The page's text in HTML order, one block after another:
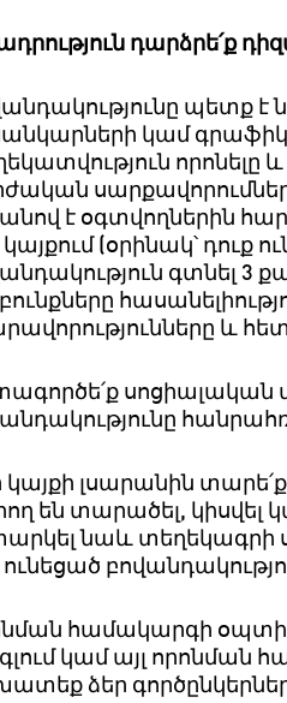
դարձրե՛ք
պետք է
կամ
որոնելը և
է օգտվողներին
կայքում(օրինակ՝ դուք
գտնել 3
և
սոցիալական
կայքի լսարանին տարե՛ք
են տարածել, կիսվել
նաև տեղեկագրի
ունեցած
համակարգի
կամ այլ որոնման
ձեր